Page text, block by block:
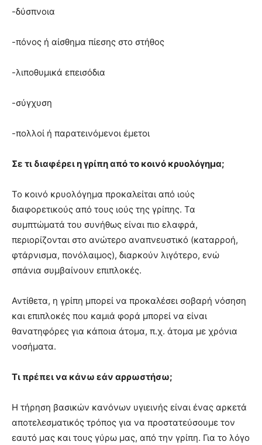
-δύσπνοια
-πόνος ή αίσθημα πίεσης στο στήθος
-λιποθυμικά επεισόδια
-σύγχυση
-πολλοί ή παρατεινόμενοι έμετοι
Σε τι διαφέρει η γρίπη από το κοινό κρυολόγημα;
Το κοινό κρυολόγημα προκαλείται από ιούς
διαφορετικούς από τους ιούς της γρίπης. Τα
συμπτώματά του συνήθως είναι πιο ελαφρά,
περιορίζονται στο ανώτερο αναπνευστικό (καταρροή,
φτάρνισμα, πονόλαιμος), διαρκούν λιγότερο, ενώ
σπάνια συμβαίνουν επιπλοκές.
Αντίθετα, η γρίπη μπορεί να προκαλέσει σοβαρή νόσηση
και επιπλοκές που καμιά φορά μπορεί να είναι
θανατηφόρες για κάποια άτομα, π.χ. άτομα με χρόνια
νοσήματα.
Τι πρέπει να κάνω εάν αρρωστήσω;
Η τήρηση βασικών κανόνων υγιεινής είναι ένας αρκετά
αποτελεσματικός τρόπος για να προστατεύσουμε τον
εαυτό μας και τους γύρω μας, από την γρίπη. Για το λόγο